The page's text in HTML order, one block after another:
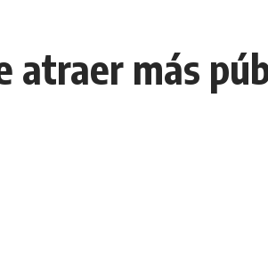
más